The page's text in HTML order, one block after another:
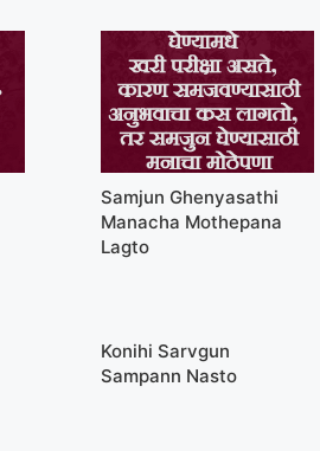
Samjun Ghenyasathi
Manacha Mothepana
Lagto
Konihi Sarvgun
Sampann Nasto